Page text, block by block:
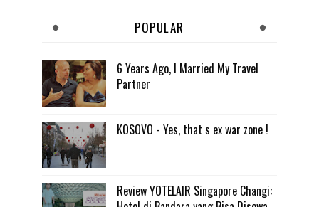
POPULAR
6 Years Ago, I Married My Travel
Partner
KOSOVO - Yes, that s ex war zone !
Review YOTELAIR Singapore Changi: